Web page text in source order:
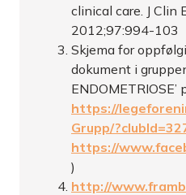
clinical care. J Clin
2012;97:994-103
Skjema for
dokument i
ENDOMETRIOSE’
https://
Grupp/
https://
)
http://